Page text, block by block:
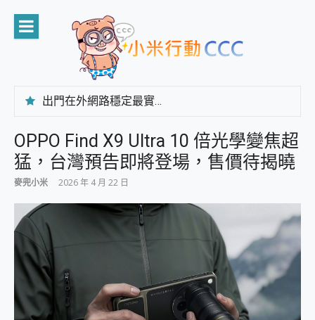
content
出門在外網路穩定最實在 「台灣大哥大」榮獲 4G/5G 在線率全球 NO.3 全台第一與全台六冠王實測心得，走到哪順到哪！
專為 PC上的 XBOX和掌機設計的 FireCuda X1070 SSD 固態硬碟開箱 評測
台灣製攝影機在這裡，100%全無線設計 SpotCam Solo Eco 太陽能防水雲端攝影機 SpotCam Solo 3 2.5K高畫質戶外攝影機 開箱 評測
防窺黑科技 Galaxy S26 Ultra系列保護貼怎麼選？imos AR 低反光玻璃、藍寶石鏡頭貼與軍規防摔殼完整開箱評價
一鍵修復模糊影片、舊照的 AI 好幫手! VideoProc Converter AI 新版全解析 × 年末優惠，一篇全看懂
OPPO Find X9 Ultra 10 倍光學變焦超
猛，台灣預告即將登場，售價待揭曉
麥兜小米 2026 年 4 月 22 日